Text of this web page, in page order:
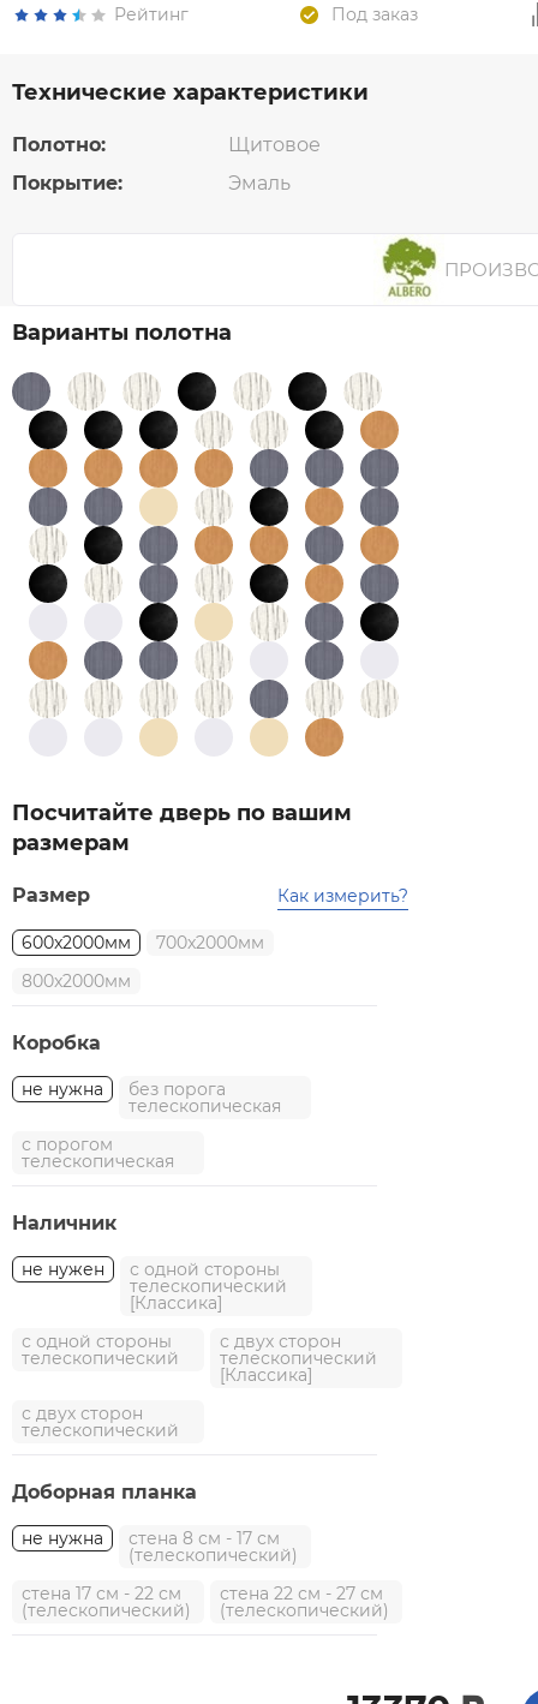
Рейтинг Под заказ
Технические характеристики
Полотно:
Щитовое
Покрытие:
Эмаль
Варианты полотна
Посчитайте дверь по вашим
размерам
Размер Как измерить?
600x2000мм
700x2000мм
800x2000мм
Коробка
не нужна без порога
телескопическая
с порогом
телескопическая
Наличник
не нужен с одной стороны
телескопический
[Классика]
с одной стороны
телескопический
с двух сторон
телескопический
[Классика]
с двух сторон
телескопический
Доборная планка
не нужна стена 8 см - 17 см
(телескопический)
стена 17 см - 22 см
(телескопический)
стена 22 см - 27 см
(телескопический)